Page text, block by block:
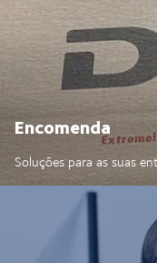
Encomenda
Soluções para as suas